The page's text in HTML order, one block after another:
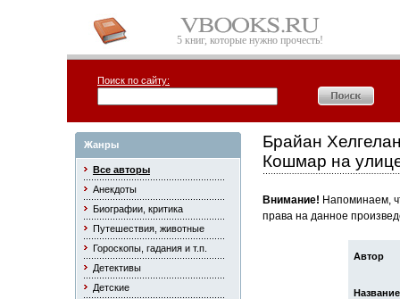
5 книг, которые нужно прочесть!
Поиск по сайту:
Жанры
Все авторы
Анекдоты
Биографии, критика
Путешествия, животные
Гороскопы, гадания и т.п.
Детективы
Детские
Брайан
Кошмар на
Внимание! Напоминаем,
права на данное
Автор
Название